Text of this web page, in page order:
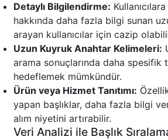
Detaylı Bilgilendirme:
hakkında daha fazla bilgi sunan
arayan kullanıcılar için cazip
Uzun Kuyruk Anahtar Kelimeleri:
arama sonuçlarında daha spesifik
hedeflemek mümkündür.
Ürün veya Hizmet Tanıtımı:
yapan başlıklar, daha fazla bilgi
alım niyetini artırabilir.
Veri Analizi ile Başlık